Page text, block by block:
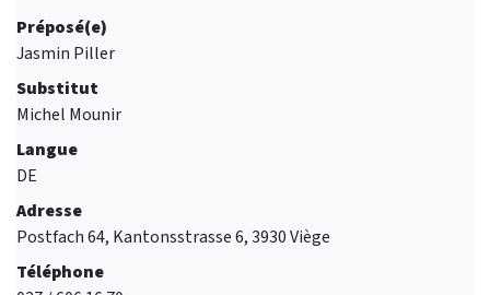
Préposé(e)
Jasmin Piller
Substitut
Michel Mounir
Langue
DE
Adresse
Postfach 64, Kantonsstrasse 6, 3930 Viège
Téléphone